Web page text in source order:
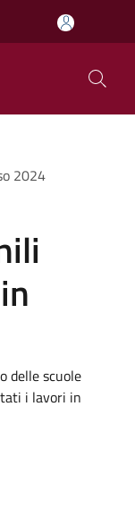
2024
delle scuole
i lavori in